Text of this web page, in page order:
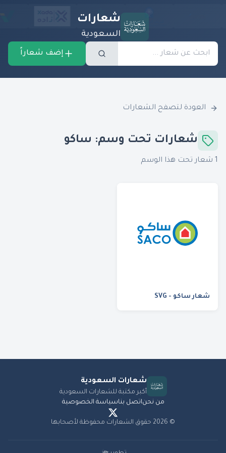
شعارات
السعودية
إضف شعاراً
العودة لتصفح الشعارات
شعارات تحت وسم: ساكو
1 شعار تحت هذا الوسم
شعار ساكو - SVG
شعارات السعودية
أكبر مكتبة للشعارات السعودية
من نحناتصل بناسياسة الخصوصية
©
2026 حقوق الشعارات محفوظة لأصحابها